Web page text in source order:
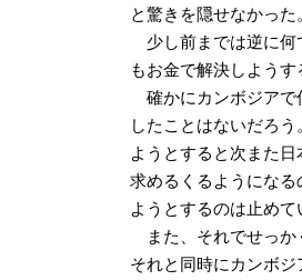
と驚きを隠せなかった。
少し前までは逆に何
もお金で解決しようす
確かにカンボジアで
したことはないだろ
ようとすると次また
求めるくるようにな
ようとするのは止めて
また、それでせっか
それと同時にカンボ